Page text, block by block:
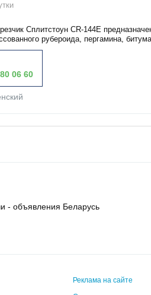
Сплитстоун CR-144E
рубероида, пергамина,
06 60
- объявления Беларусь
Реклама на сайте